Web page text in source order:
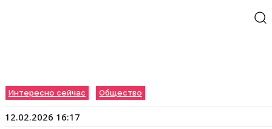
Интересно сейчас Общество
12.02.2026 16:17